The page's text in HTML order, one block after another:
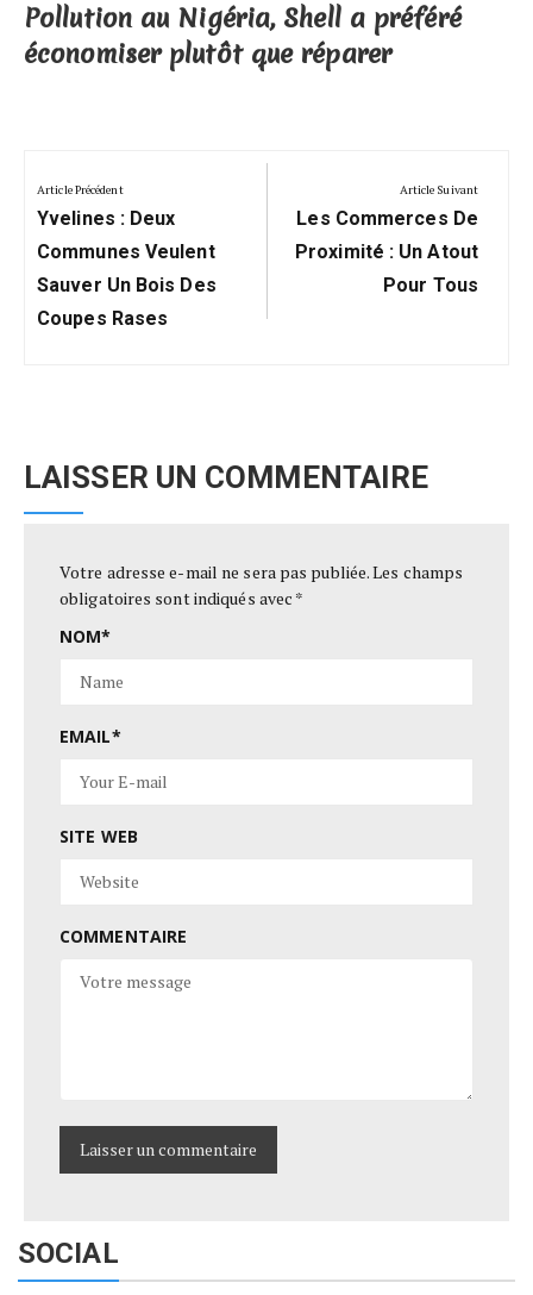
Pollution au Nigéria, Shell a préféré
économiser plutôt que réparer
de
l’article
Article Précédent
Previous
Post:
Yvelines : Deux
Communes Veulent
Sauver Un Bois Des
Coupes Rases
Article Suivant
Next
Post:
Les Commerces De
Proximité : Un Atout
Pour Tous
LAISSER UN COMMENTAIRE
Votre adresse e-mail ne sera pas publiée.Les champs
obligatoires sont indiqués avec *
NOM*
EMAIL*
SITE WEB
COMMENTAIRE
SOCIAL